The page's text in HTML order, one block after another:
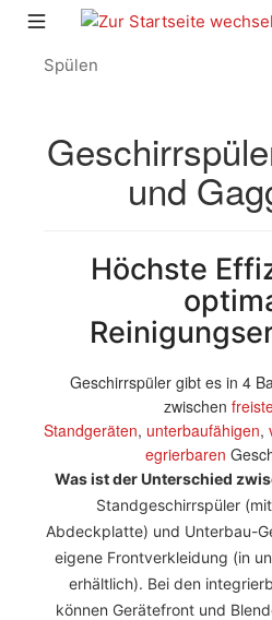
Spülen
und
Höchste
Geschirrspüler gibt es in 4
zwischen
Standgeräten, unterbaufähigen,
egrierbaren
Was ist der Unterschied
Standgeschirrspüler
Abdeckplatte) und Unterbau-
eigene Frontverkleidung (in
erhältlich). Bei den
können Gerätefront und